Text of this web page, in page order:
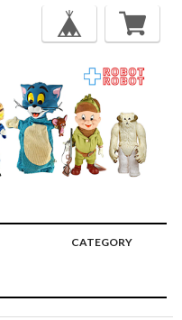
CATEGORY